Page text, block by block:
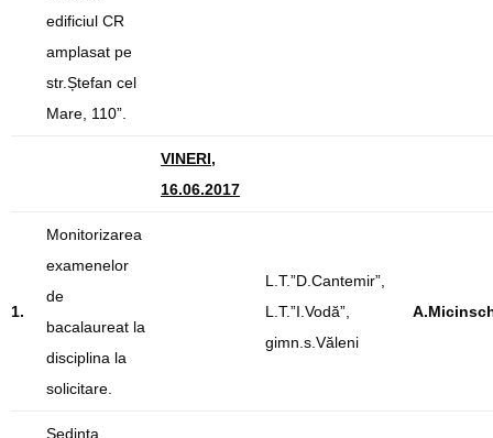
edificiul CR
amplasat pe
str.Ștefan cel
Mare, 110”.
VINERI,
16.06.2017
1.
Monitorizarea
examenelor
de
bacalaureat la
disciplina la
solicitare.
L.T.”D.Cantemir”,
L.T.”I.Vodă”,
gimn.s.Văleni
Ședința